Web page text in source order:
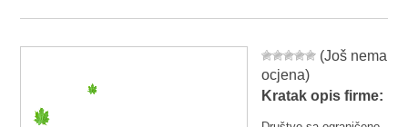
(Još nema
ocjena)
Kratak opis firme: